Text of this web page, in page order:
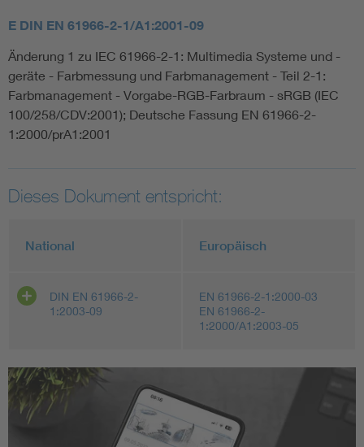
E DIN EN 61966-2-1/A1:2001-09
Änderung 1 zu IEC 61966-2-1: Multimedia Systeme und -
geräte - Farbmessung und Farbmanagement - Teil 2-1:
Farbmanagement - Vorgabe-RGB-Farbraum - sRGB (IEC
100/258/CDV:2001); Deutsche Fassung EN 61966-2-
1:2000/prA1:2001
Dieses Dokument entspricht:
National Europäisch
DIN EN 61966-2-
1:2003-09
EN 61966-2-1:2000-03
EN 61966-2-
1:2000/A1:2003-05